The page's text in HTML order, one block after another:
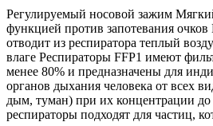
Регулируемый носовой зажим
функцией против запотевания
отводит из респиратора теплый
влаге Респираторы FFP1 имеют
менее 80% и предназначены для
органов дыхания человека от всех
дым, туман) при их концентрации
респираторы подходят для частиц,